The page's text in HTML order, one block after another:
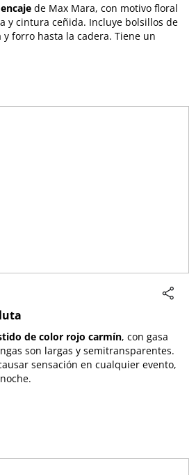
de Max Mara, con motivo floral
y cintura ceñida. Incluye bolsillos de
forro hasta la cadera. Tiene un
de color rojo carmín, con gasa
son largas y semitransparentes.
sensación en cualquier evento,